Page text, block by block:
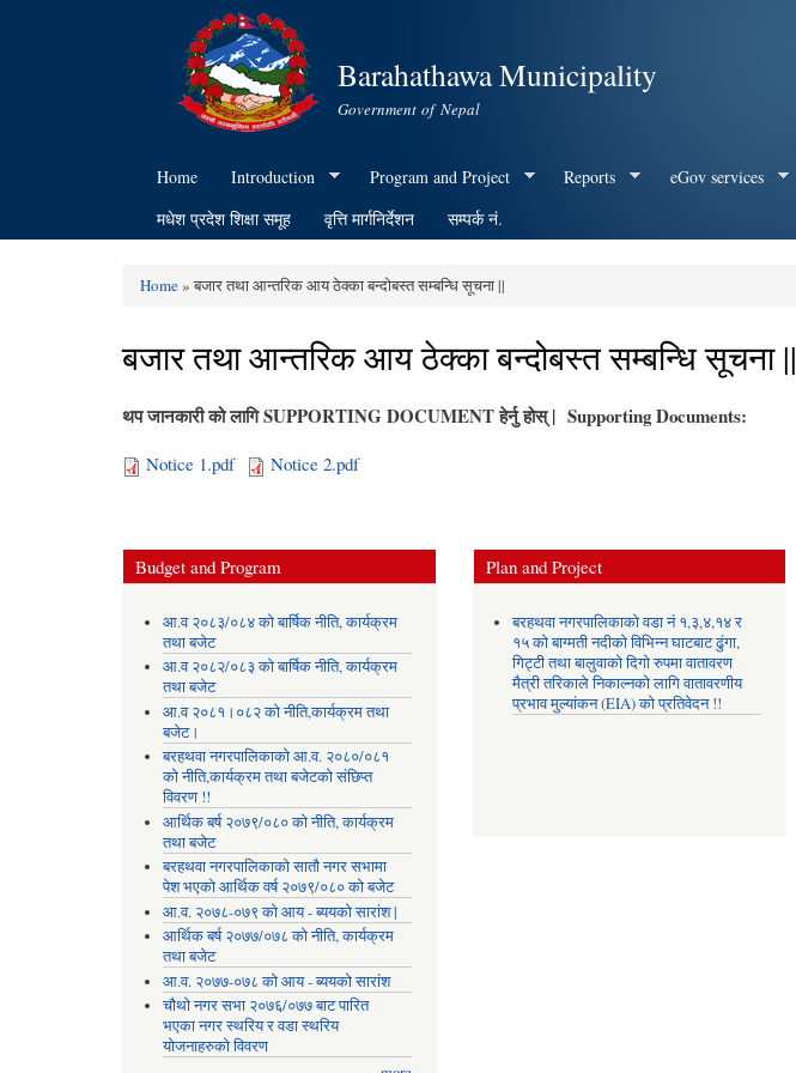
Barahathawa Municipality
Government of Nepal
Home Introduction Program and Project Reports eGov services
मधेश प्रदेश शिक्षा समूह
वृत्ति मार्गनिर्देशन सम्पर्क नं.
Home» बजार तथा आन्तरिक आय ठेक्का बन्दोबस्त सम्बन्धि सूचना ||
बजार तथा आन्तरिक आय ठेक्का बन्दोबस्त सम्बन्धि सूचना ||
थप जानकारी को लागि SUPPORTING DOCUMENT हेर्नु होस् | Supporting Documents:
Notice 1.pdf Notice 2.pdf
Budget and Program
आ.व २०८३/०८४ को बार्षिक नीति, कार्यक्रम
तथा बजेट
आ.व २०८२/०८३ को बार्षिक नीति, कार्यक्रम
तथा बजेट
आ.व २०८१।०८२ को नीति,कार्यक्रम तथा
बजेट।
बरहथवा नगरपालिकाको आ.व. २०८०/०८१
को नीति,कार्यक्रम तथा बजेटको संछिप्त
विवरण !!
आर्थिक बर्ष २०७९/०८० को नीति, कार्यक्रम
तथा बजेट
बरहथवा नगरपालिकाको सातौ नगर सभामा
पेश भएको आर्थिक वर्ष २०७९/०८० को बजेट
आ.व. २०७८-०७९ को आय - ब्ययको सारांश |
आर्थिक बर्ष २०७७/०७८ को नीति, कार्यक्रम
तथा बजेट
आ.व. २०७७-०७८ को आय - ब्ययको सारांश
चौथो नगर सभा २०७६/०७७ बाट पारित
भएका नगर स्थरिय र वडा स्थरिय
योजनाहरुको विवरण
Plan and Project
बरहथवा नगरपालिकाको वडा नं १,३,४,१४ र
१५ को बाग्मती नदीको विभिन्न घाटबाट ढुंगा,
गिट्टी तथा बालुवाको दिगो रुपमा वातावरण
मैत्री तरिकाले निकाल्नको लागि वातावरणीय
प्रभाव मुल्यांकन (EIA) को प्रतिवेदन !!